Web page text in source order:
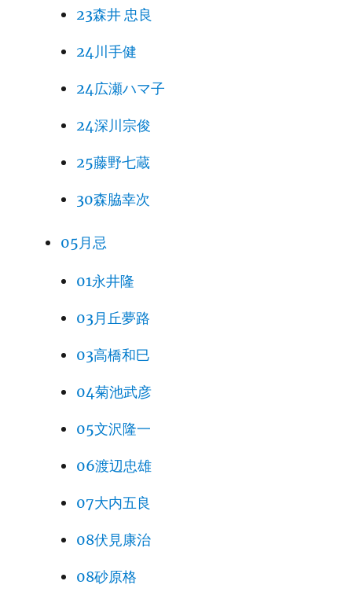
23森井 忠良
24川手健
24広瀬ハマ子
24深川宗俊
25藤野七蔵
30森脇幸次
05月忌
01永井隆
03月丘夢路
03高橋和巳
04菊池武彦
05文沢隆一
06渡辺忠雄
07大内五良
08伏見康治
08砂原格